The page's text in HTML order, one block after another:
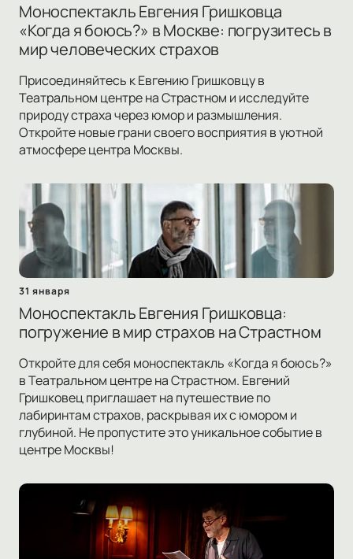
Моноспектакль Евгения Гришковца
«Когда я боюсь?» в Москве: погрузитесь в
мир человеческих страхов
Присоединяйтесь к Евгению Гришковцу в
Театральном центре на Страстном и исследуйте
природу страха через юмор и размышления.
Откройте новые грани своего восприятия в уютной
атмосфере центра Москвы.
31 января
Моноспектакль Евгения Гришковца:
погружение в мир страхов на Страстном
Откройте для себя моноспектакль «Когда я боюсь?»
в Театральном центре на Страстном. Евгений
Гришковец приглашает на путешествие по
лабиринтам страхов, раскрывая их с юмором и
глубиной. Не пропустите это уникальное событие в
центре Москвы!